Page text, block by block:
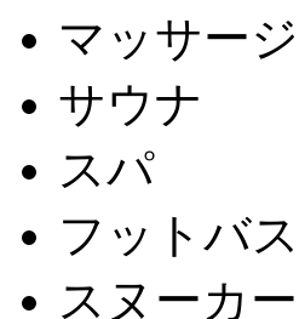
マッサー
サウナ
スパ
フットバス
スヌーカ